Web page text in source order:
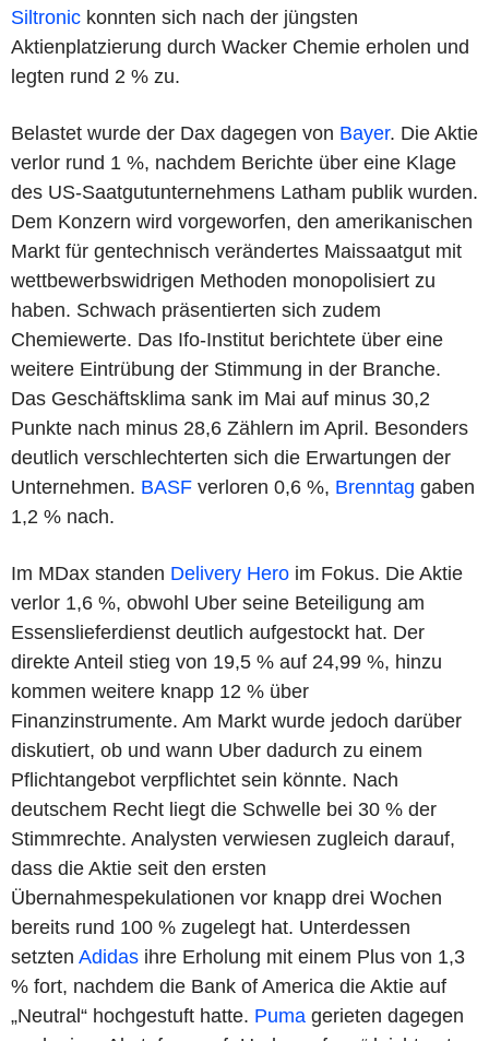
Siltronic konnten sich nach der jüngsten
Aktienplatzierung durch Wacker Chemie erholen und
legten rund 2 % zu.
Belastet wurde der Dax dagegen von Bayer. Die Aktie
verlor rund 1 %, nachdem Berichte über eine Klage
des US-Saatgutunternehmens Latham publik wurden.
Dem Konzern wird vorgeworfen, den amerikanischen
Markt für gentechnisch verändertes Maissaatgut mit
wettbewerbswidrigen Methoden monopolisiert zu
haben. Schwach präsentierten sich zudem
Chemiewerte. Das Ifo-Institut berichtete über eine
weitere Eintrübung der Stimmung in der Branche.
Das Geschäftsklima sank im Mai auf minus 30,2
Punkte nach minus 28,6 Zählern im April. Besonders
deutlich verschlechterten sich die Erwartungen der
Unternehmen. BASF verloren 0,6 %, Brenntag gaben
1,2 % nach.
Im MDax standen Delivery Hero im Fokus. Die Aktie
verlor 1,6 %, obwohl Uber seine Beteiligung am
Essenslieferdienst deutlich aufgestockt hat. Der
direkte Anteil stieg von 19,5 % auf 24,99 %, hinzu
kommen weitere knapp 12 % über
Finanzinstrumente. Am Markt wurde jedoch darüber
diskutiert, ob und wann Uber dadurch zu einem
Pflichtangebot verpflichtet sein könnte. Nach
deutschem Recht liegt die Schwelle bei 30 % der
Stimmrechte. Analysten verwiesen zugleich darauf,
dass die Aktie seit den ersten
Übernahmespekulationen vor knapp drei Wochen
bereits rund 100 % zugelegt hat. Unterdessen
setzten Adidas ihre Erholung mit einem Plus von 1,3
% fort, nachdem die Bank of America die Aktie auf
„Neutral“ hochgestuft hatte. Puma gerieten dagegen